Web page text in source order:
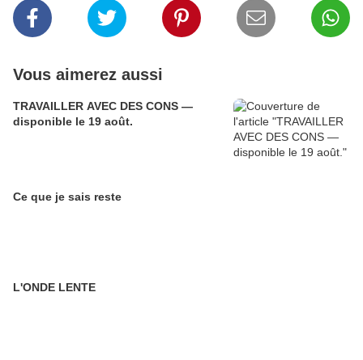
Vous aimerez aussi
TRAVAILLER AVEC DES CONS —
disponible le 19 août.
Ce que je sais reste
L'ONDE LENTE